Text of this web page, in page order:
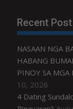
Recent Post
NASAAN NGA
HABANG
PINOY SA
10, 2026
4 Dating